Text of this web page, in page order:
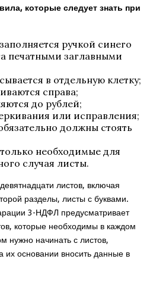
которые следует знать при
ручкой синего
печатными заглавными
в отдельную клетку;
справа;
до рублей;
или исправления;
должны стоять
необходимые для
случая листы.
листов, включая
разделы, листы с буквами.
3-НДФЛ предусматривает
которые необходимы в каждом
нужно начинать с листов,
их основании вносить данные в